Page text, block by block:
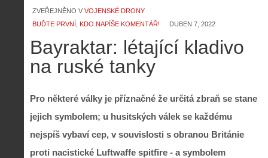
ZVEŘEJNĚNO V VOJENSKÉ DRONY
BUĎTE PRVNÍ, KDO NAPÍŠE KOMENTÁŘ!
DUBEN 7, 2022
Bayraktar: létající kladivo
na ruské tanky
Pro některé války je příznačné že určitá zbraň se stane
jejich symbolem; u husitských válek se každému
nejspíš vybaví cep, v souvislosti s obranou Británie
proti nacistické Luftwaffe spitfire - a symbolem